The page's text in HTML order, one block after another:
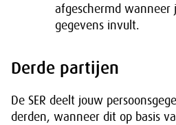
afgeschermd wanneer
gegevens invult.
Derde partijen
De SER deelt jouw
derden, wanneer dit op basis